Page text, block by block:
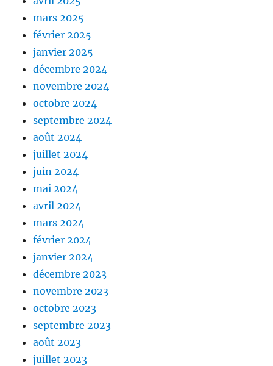
mars 2025
février 2025
janvier 2025
décembre 2024
novembre 2024
octobre 2024
septembre 2024
août 2024
juillet 2024
juin 2024
mai 2024
avril 2024
mars 2024
février 2024
janvier 2024
décembre 2023
novembre 2023
octobre 2023
septembre 2023
août 2023
juillet 2023